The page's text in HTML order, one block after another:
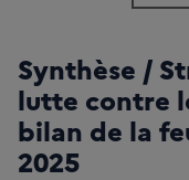
Synthèse /
lutte contre
bilan de la
2025